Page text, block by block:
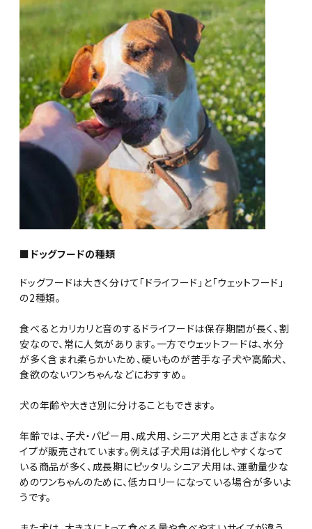
■ドッグフードの種類
ドッグフードは大きく分けて「ドライフード」と「ウェットフード」
の2種類。
食べるとカリカリと音のするドライフードは保存期間が長く、割
安なので、常に人気があります。一方でウェットフードは、水分
が多く含まれ柔らかいため、硬いものが苦手な子犬や高齢犬、
食欲のないワンちゃんなどにおすすめ。
犬の年齢や大きさ別に分けることもできます。
年齢では、子犬・パピー用、成犬用、シニア犬用とさまざまなタ
イプが販売されています。例えば子犬用は消化しやすくなって
いる商品が多く、成長期にピッタリ。シニア犬用は、運動量少な
めのワンちゃんのために、低カロリーになっている場合が多いよ
うです。